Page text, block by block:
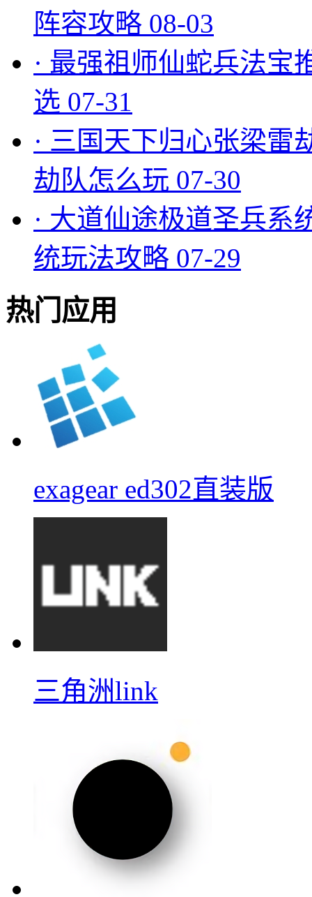
阵容攻略 08-03
· 最强祖师仙蛇兵法宝
选 07-31
· 三国天下归心张梁雷
劫队怎么玩 07-30
· 大道仙途极道圣兵系
统玩法攻略 07-29
热门应用
exagear ed302直装版
三角洲link